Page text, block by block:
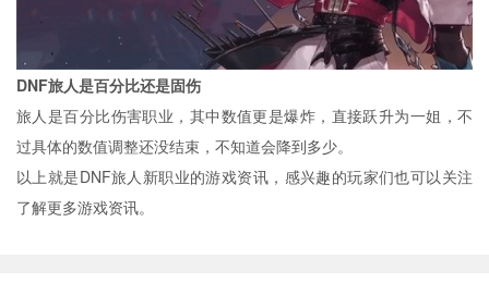
DNF旅人是百分比还是固伤
旅人是百分比伤害职业，其中数值更是爆炸，直接跃升为一姐，不
过具体的数值调整还没结束，不知道会降到多少。
以上就是DNF旅人新职业的游戏资讯，感兴趣的玩家们也可以关注
了解更多游戏资讯。